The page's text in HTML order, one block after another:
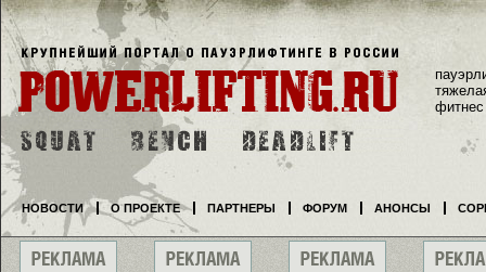
фитнес
НОВОСТИ О ПРОЕКТЕ ПАРТНЕРЫ ФОРУМ АНОНСЫ